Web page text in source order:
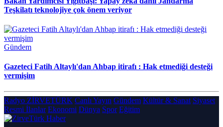
Teşkilatı teknolojiye çok önem veriyor
Gündem
Gazeteci Fatih Altaylı'dan Ahbap itirafı : Hak etmediği desteği
vermişim
Radyo ZİRVETÜRK Canlı Yayın Gündem Kültür & Sanat Siyaset
Resmi İlanlar Ekonomi Dünya Spor Eğitim